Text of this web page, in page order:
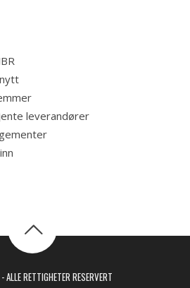
leverandører
RETTIGHETER RESERVERT